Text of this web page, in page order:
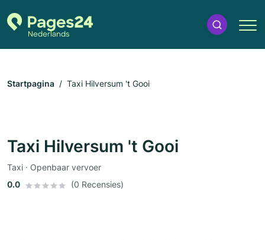
Startpagina Taxi Hilversum 't Gooi
Taxi Hilversum 't Gooi
Taxi · Openbaar vervoer
0.0
(0 Recensies)